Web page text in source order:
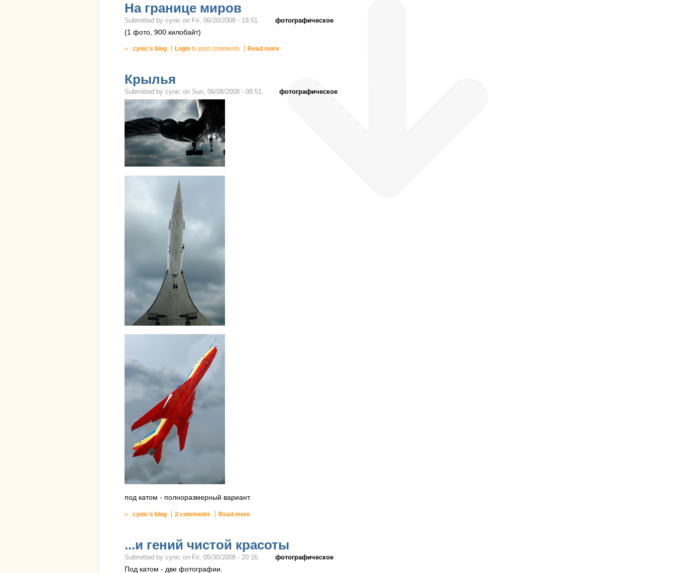
На границе миров
Submitted by cynic on Fri, 06/20/2008 - 19:51.
фотографическое
(1 фото, 900 килобайт)
» cynic's blog Login to post comments Read more
Крылья
Submitted by cynic on Sun, 06/08/2008 - 08:51. фотографическое
под катом - полноразмерный вариант.
» cynic's blog 2 comments Read more
...и гений чистой красоты
Submitted by cynic on Fri, 05/30/2008 - 20:16.
фотографическое
Под катом - две фотографии.